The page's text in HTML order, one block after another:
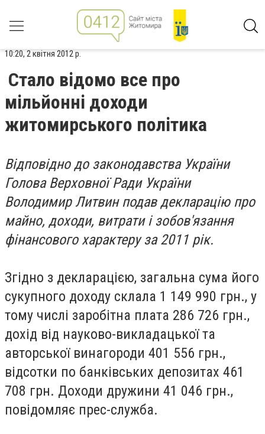
10:20, 2 квітня 2012 р.
Стало відомо все про
мільйонні доходи
житомирського політика
Відповідно до законодавства України
Голова Верховної Ради України
Володимир Литвин подав декларацію про
майно, доходи, витрати і зобов'язання
фінансового характеру за 2011 рік.
Згідно з декларацією, загальна сума його
сукупного доходу склала 1 149 990 грн., у
тому числі заробітна плата 286 726 грн.,
дохід від науково-викладацької та
авторської винагороди 401 556 грн.,
відсотки по банківських депозитах 461
708 грн. Доходи дружини 41 046 грн.,
повідомляє прес-служба.